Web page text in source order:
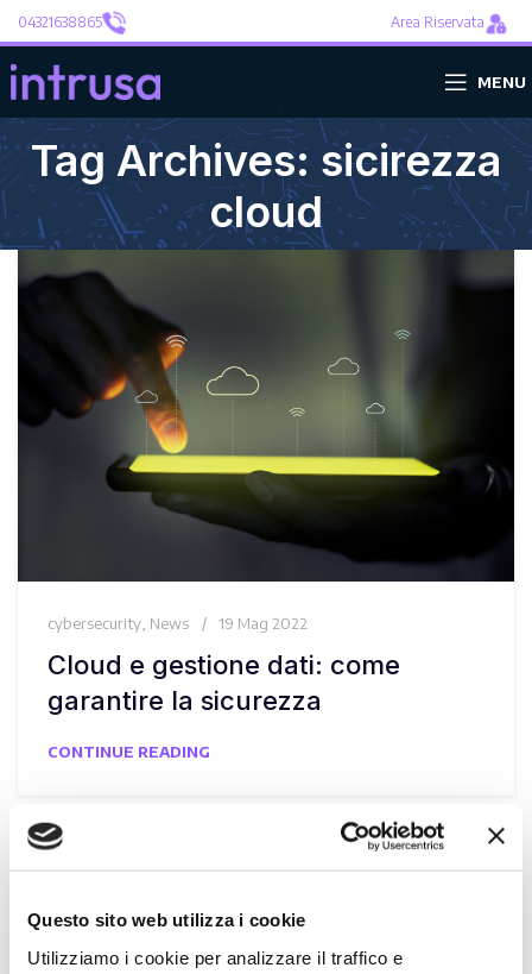
Questo sito web utilizza i cookie
Utilizziamo i cookie per analizzare il traffico e
04321638865 Area Riservata
MENU
Tag Archives: sicirezza
cloud
cybersecurity News 19 Mag 2022
Cloud e gestione dati: come
garantire la sicurezza
CONTINUE READING